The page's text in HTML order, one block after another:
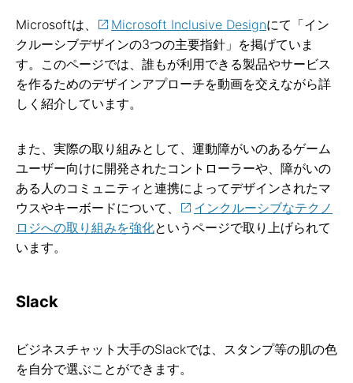
Microsoftは、 Microsoft Inclusive Designにて「イン
クルーシブデザインの3つの主要指針」を掲げていま
す。このページでは、誰もが利用できる製品やサービス
を作るためのデザインアプローチを動画を交えながら詳
しく紹介しています。
また、実際の取り組みとして、運動障がいのあるゲーム
ユーザー向けに開発されたコントローラーや、障がいの
ある人のコミュニティと連携によってデザインされたマ
ウスやキーボードについて、
インクルーシブなテクノ
ロジへの取り組みを強化というページで取り上げられて
います。
Slack
ビジネスチャット大手のSlackでは、スタンプ等の肌の色
を自分で選ぶことができます。